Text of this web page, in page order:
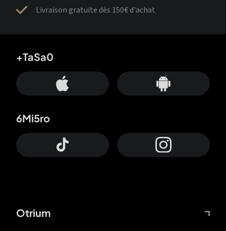
Livraison gratuite dès 150€ d'achat
Otrium
+TaSa0
6Mi5ro